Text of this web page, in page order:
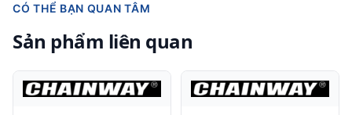
CÓ THỂ BẠN QUAN TÂM
Sản phẩm liên quan